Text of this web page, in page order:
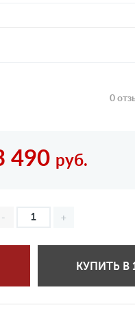
0
490 руб.
КУПИТЬ В